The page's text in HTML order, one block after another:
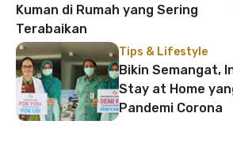
Kuman di Rumah yang Sering
Terabaikan
Tips & Lifestyle
Bikin Semangat,
Stay at Home
Pandemi Corona